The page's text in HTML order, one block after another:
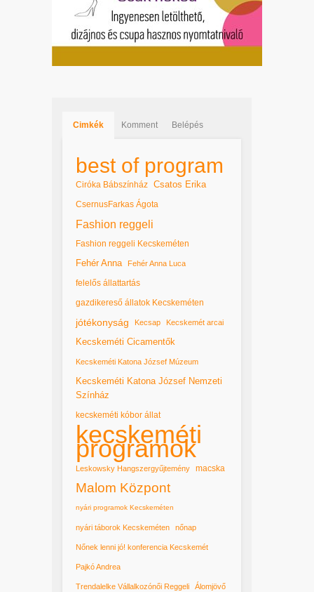
Cimkék Komment Belépés
best of program
Ciróka Bábszínház Csatos Erika
CsernusFarkas Ágota
Fashion reggeli
Fashion reggeli Kecskeméten
Fehér Anna Fehér Anna Luca
felelős állattartás
gazdikereső állatok Kecskeméten
jótékonyság Kecsap Kecskemét arcai
Kecskeméti Cicamentők
Kecskeméti Katona József Múzeum
Kecskeméti Katona József Nemzeti
Színház
kecskeméti kóbor állat
kecskeméti
programok
Leskowsky Hangszergyűjtemény macska
Malom Központ
nyári programok Kecskeméten
nyári táborok Kecskeméten nőnap
Nőnek lenni jó! konferencia Kecskemét
Pajkó Andrea
Trendalelke Vállalkozónői Reggeli Álomjövő